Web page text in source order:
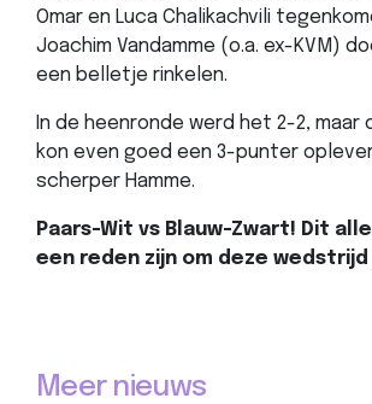
Omar en Luca Chalikachvili
Joachim Vandamme (o.a. ex-KVM)
een belletje rinkelen.
In de heenronde werd het 2-2,
kon even goed een 3-punter
scherper Hamme.
Paars-Wit vs Blauw-Zwart! Dit
een reden zijn om deze
Meer nieuws